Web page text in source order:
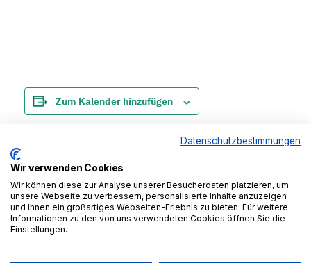
Zum Kalender hinzufügen
Veranstaltung-
Navigation
«Nah(e)bar – Wine
& Dine
RHEIN IN FLAMMEN
»
Datenschutzbestimmungen
Wir verwenden Cookies
Wir können diese zur Analyse unserer Besucherdaten platzieren, um
unsere Webseite zu verbessern, personalisierte Inhalte anzuzeigen
und Ihnen ein großartiges Webseiten-Erlebnis zu bieten. Für weitere
Informationen zu den von uns verwendeten Cookies öffnen Sie die
Einstellungen.